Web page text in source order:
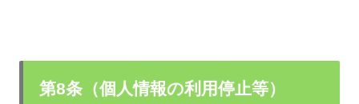
第8条（個人情報の利用停止等）